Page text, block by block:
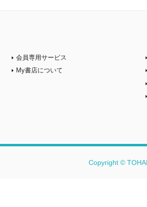
会員専用サービス
My書店について
Copyright ©